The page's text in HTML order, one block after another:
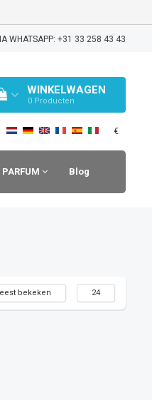
WHATSAPP: +31 33 258 43 43
WINKELWAGEN
0 Producten
€
PARFUM Blog
bekeken 24